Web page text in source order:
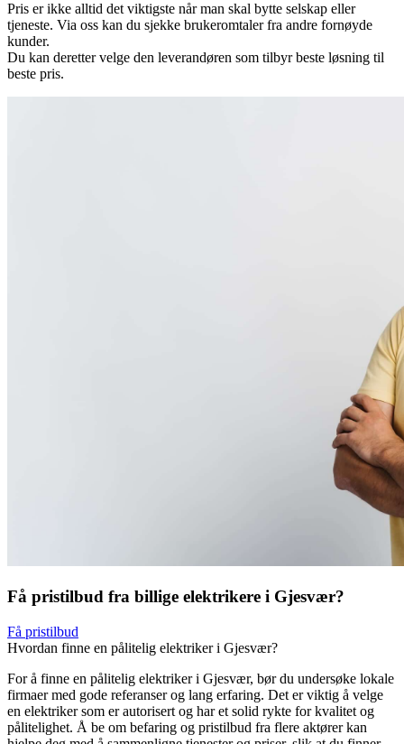
Pris er ikke alltid det viktigste når man skal bytte selskap eller
tjeneste. Via oss kan du sjekke brukeromtaler fra andre fornøyde
kunder.
Du kan deretter velge den leverandøren som tilbyr beste løsning til
beste pris.
Få pristilbud fra billige elektrikere i Gjesvær?
Få pristilbud
Hvordan finne en pålitelig elektriker i Gjesvær?
For å finne en pålitelig elektriker i Gjesvær, bør du undersøke lokale
firmaer med gode referanser og lang erfaring. Det er viktig å velge
en elektriker som er autorisert og har et solid rykte for kvalitet og
pålitelighet. Å be om befaring og pristilbud fra flere aktører kan